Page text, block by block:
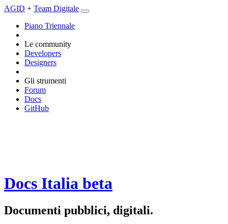
AGID + Team Digitale
Piano Triennale
Le community
Developers
Designers
Gli strumenti
Forum
Docs
GitHub
Docs Italia beta
Documenti pubblici, digitali.